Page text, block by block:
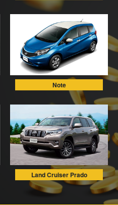
Note
Land Cruiser Prado